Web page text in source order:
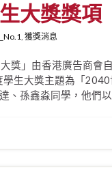
大獎獎項
獲獎消息
大獎」由香港廣告商
生大獎主題為「
、孫鑫淼同學，他們